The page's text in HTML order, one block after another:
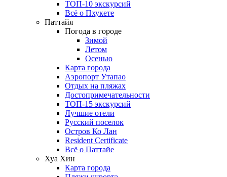
ТОП-10 экскурсий
Всё о Пхукете
Паттайя
Погода в городе
Зимой
Летом
Осенью
Карта города
Аэропорт Утапао
Отдых на пляжах
Достопримечательности
ТОП-15 экскурсий
Лучшие отели
Русский поселок
Остров Ко Лан
Resident Certificate
Всё о Паттайе
Хуа Хин
Карта города